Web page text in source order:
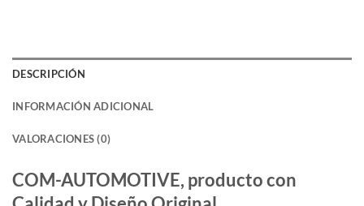
DESCRIPCIÓN
INFORMACIÓN ADICIONAL
VALORACIONES (0)
COM-AUTOMOTIVE, producto con